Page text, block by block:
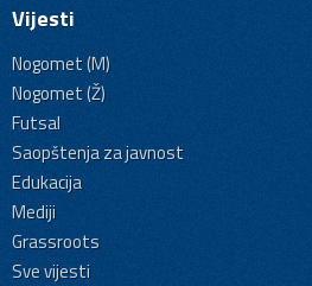
Vijesti
Nogomet (M)
Nogomet (Ž)
Futsal
Saopštenja za javnost
Edukacija
Mediji
Grassroots
Sve vijesti